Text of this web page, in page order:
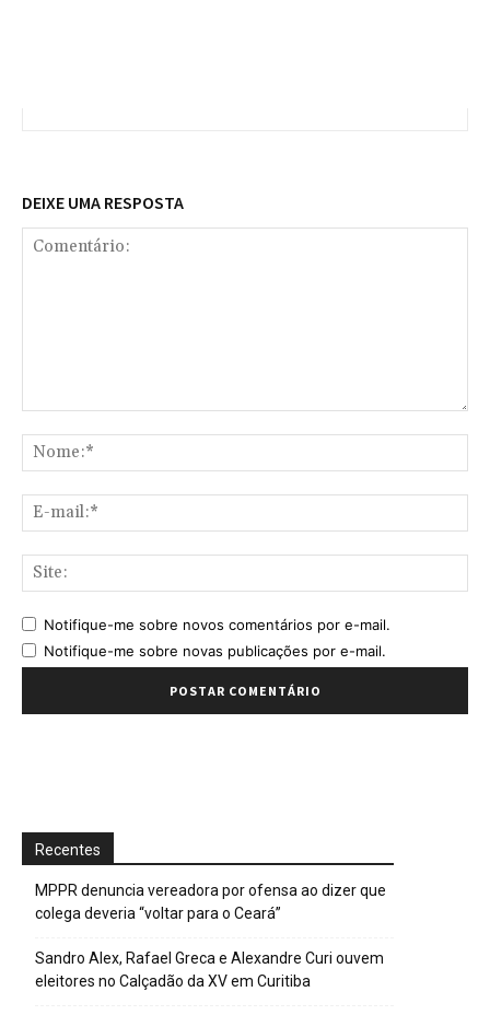
DEIXE UMA RESPOSTA
Notifique-me sobre novos comentários por e-mail.
Notifique-me sobre novas publicações por e-mail.
Recentes
MPPR denuncia vereadora por ofensa ao dizer que
colega deveria “voltar para o Ceará”
Sandro Alex, Rafael Greca e Alexandre Curi ouvem
eleitores no Calçadão da XV em Curitiba